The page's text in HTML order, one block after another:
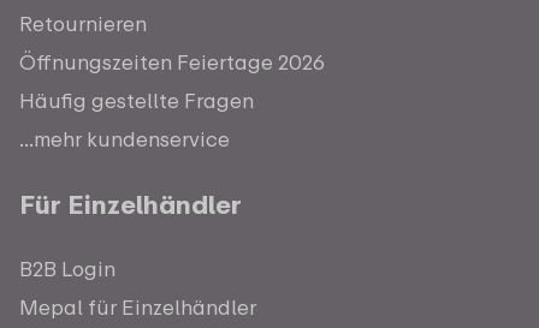
Retournieren
Öffnungszeiten Feiertage 2026
Häufig gestellte Fragen
...mehr kundenservice
Für Einzelhändler
B2B Login
Mepal für Einzelhändler